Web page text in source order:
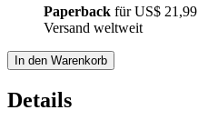
Paperback fürUS$ 21,99
Versand weltweit
In den Warenkorb
Details